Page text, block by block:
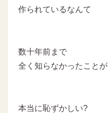
作られているなんて
数十年前まで
全く知らなかったことが
本当に恥ずかしい?